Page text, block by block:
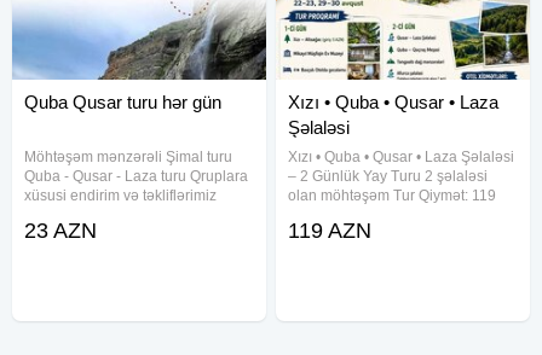
Quba Qusar turu hər gün
Möhtəşəm mənzərəli Şimal turu
Quba - Qusar - Laza turu Qruplara
xüsusi endirim və təkliflərimiz
14, 15, 16, 17, 18, 19, 20, 21, 22,
23 AZN
Xızı • Quba • Qusar • Laza
Şəlaləsi
Xızı • Quba • Qusar • Laza Şəlaləsi
– 2 Günlük Yay Turu 2 şəlaləsi
olan möhtəşəm Tur Qiymət: 119
iyul 1–2, 8–9, 15–16, 22–23, 29–
119 AZN